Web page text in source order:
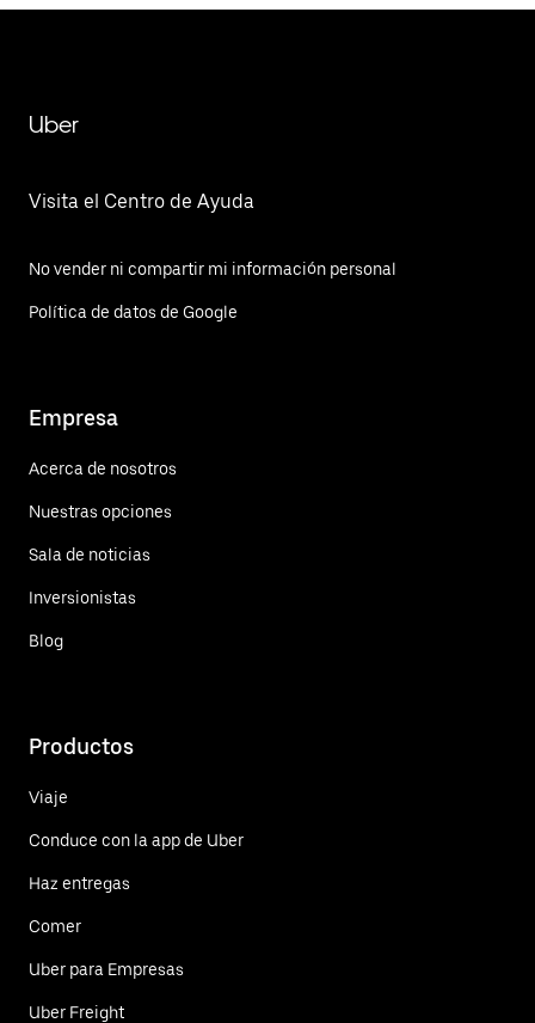
Uber
Visita el Centro de Ayuda
No vender ni compartir mi información personal
Política de datos de Google
Empresa
Acerca de nosotros
Nuestras opciones
Sala de noticias
Inversionistas
Blog
Productos
Viaje
Conduce con la app de Uber
Haz entregas
Comer
Uber para Empresas
Uber Freight